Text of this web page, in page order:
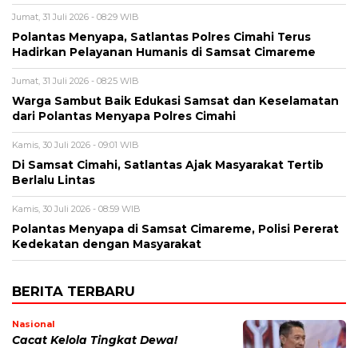
Jumat, 31 Juli 2026 - 08:29 WIB
Polantas Menyapa, Satlantas Polres Cimahi Terus
Hadirkan Pelayanan Humanis di Samsat Cimareme
Jumat, 31 Juli 2026 - 08:25 WIB
Warga Sambut Baik Edukasi Samsat dan Keselamatan
dari Polantas Menyapa Polres Cimahi
Kamis, 30 Juli 2026 - 09:01 WIB
Di Samsat Cimahi, Satlantas Ajak Masyarakat Tertib
Berlalu Lintas
Kamis, 30 Juli 2026 - 08:59 WIB
Polantas Menyapa di Samsat Cimareme, Polisi Pererat
Kedekatan dengan Masyarakat
BERITA TERBARU
Nasional
Cacat Kelola Tingkat Dewa!